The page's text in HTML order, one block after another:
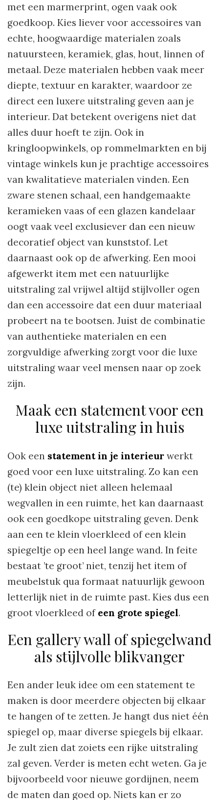
met een marmerprint, ogen vaak ook
goedkoop. Kies liever voor accessoires van
echte, hoogwaardige materialen zoals
natuursteen, keramiek, glas, hout, linnen of
metaal. Deze materialen hebben vaak meer
diepte, textuur en karakter, waardoor ze
direct een luxere uitstraling geven aan je
interieur. Dat betekent overigens niet dat
alles duur hoeft te zijn. Ook in
kringloopwinkels, op rommelmarkten en bij
vintage winkels kun je prachtige accessoires
van kwalitatieve materialen vinden. Een
zware stenen schaal, een handgemaakte
keramieken vaas of een glazen kandelaar
oogt vaak veel exclusiever dan een nieuw
decoratief object van kunststof. Let
daarnaast ook op de afwerking. Een mooi
afgewerkt item met een natuurlijke
uitstraling zal vrijwel altijd stijlvoller ogen
dan een accessoire dat een duur materiaal
probeert na te bootsen. Juist de combinatie
van authentieke materialen en een
zorgvuldige afwerking zorgt voor die luxe
uitstraling waar veel mensen naar op zoek
zijn.
Maak een statement voor een
luxe uitstraling in huis
Ook een statement in je interieur werkt
goed voor een luxe uitstraling. Zo kan een
(te) klein object niet alleen helemaal
wegvallen in een ruimte, het kan daarnaast
ook een goedkope uitstraling geven. Denk
aan een te klein vloerkleed of een klein
spiegeltje op een heel lange wand. In feite
bestaat ’te groot’ niet, tenzij het item of
meubelstuk qua formaat natuurlijk gewoon
letterlijk niet in de ruimte past. Kies dus een
groot vloerkleed of een grote spiegel.
Een gallery wall of spiegelwand
als stijlvolle blikvanger
Een ander leuk idee om een statement te
maken is door meerdere objecten bij elkaar
te hangen of te zetten. Je hangt dus niet één
spiegel op, maar diverse spiegels bij elkaar.
Je zult zien dat zoiets een rijke uitstraling
zal geven. Verder is meten echt weten. Ga je
bijvoorbeeld voor nieuwe gordijnen, neem
de maten dan goed op. Niets kan er zo